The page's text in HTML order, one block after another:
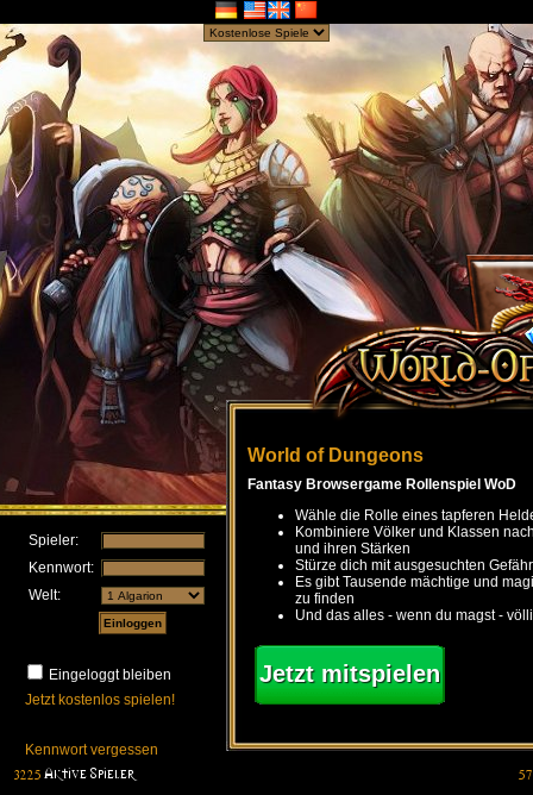
Spieler:
Kennwort:
Welt:
Eingeloggt bleiben
Jetzt kostenlos spielen!
Kennwort vergessen
World of Dungeons
Fantasy Browsergame Rollenspiel WoD
Wähle die Rolle eines tapferen
Kombiniere Völker und Klassen
und ihren Stärken
Stürze dich mit ausgesuchten
Es gibt Tausende mächtige und
zu finden
Und das alles - wenn du magst -
Jetzt mitspielen